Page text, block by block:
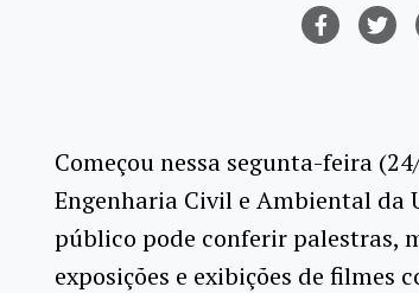
Começou nessa segunta-feira
Engenharia Civil e Ambiental da
público pode conferir palestras,
exposições e exibições de filmes